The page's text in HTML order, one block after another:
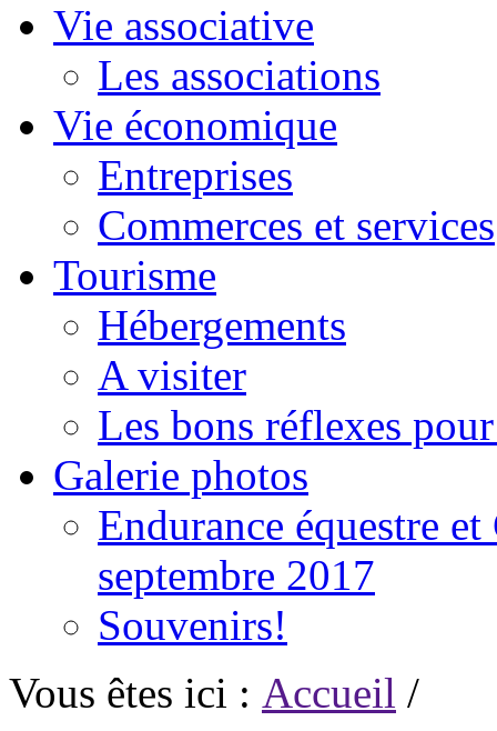
Vie associative
Les associations
Vie économique
Entreprises
Commerces et services
Tourisme
Hébergements
A visiter
Les bons réflexes
Galerie photos
Endurance équestre
septembre 2017
Souvenirs!
Vous êtes ici : Accueil /